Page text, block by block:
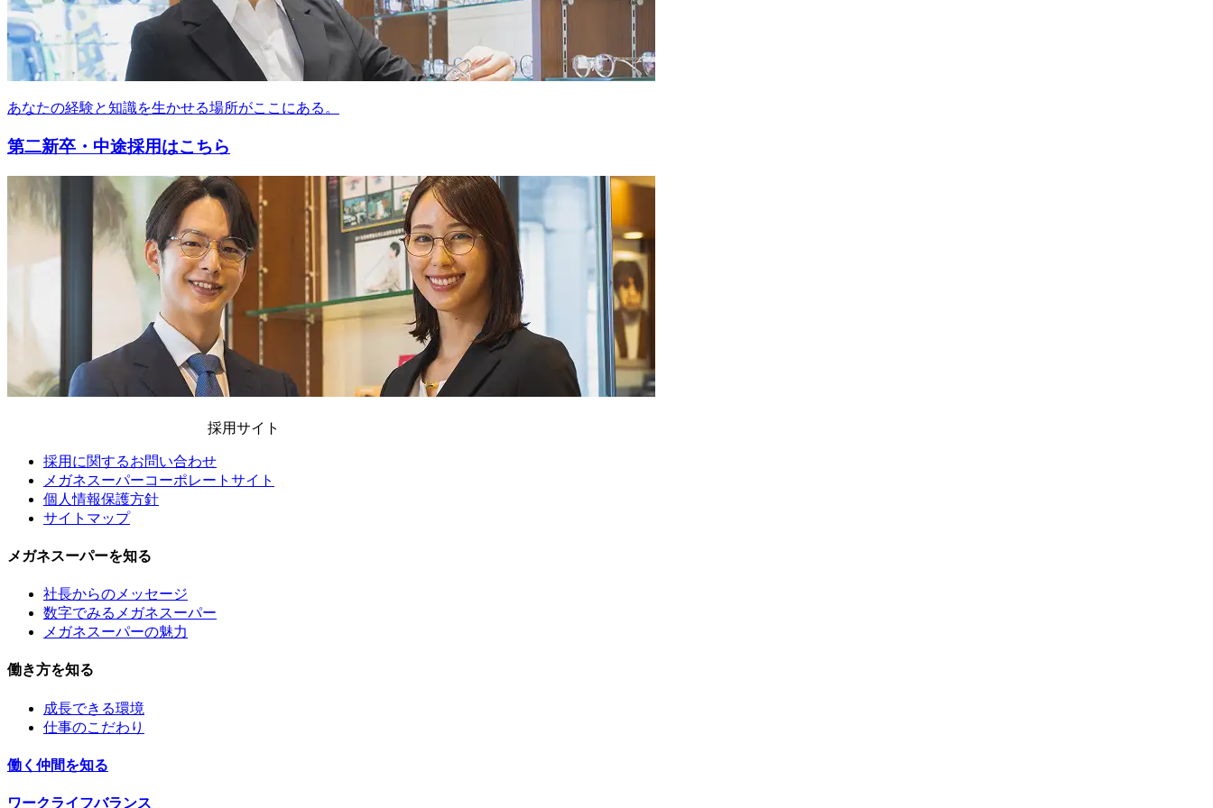
あなたの経験と知識を生かせる場所がここにある。
第二新卒・中途採用はこちら
採用サイト
採用に関するお問い合わせ
メガネスーパーコーポレートサイト
個人情報保護方針
サイトマップ
メガネスーパーを知る
社長からのメッセージ
数字でみるメガネスーパー
メガネスーパーの魅力
働き方を知る
成長できる環境
仕事のこだわり
働く仲間を知る
ワークライフバランス